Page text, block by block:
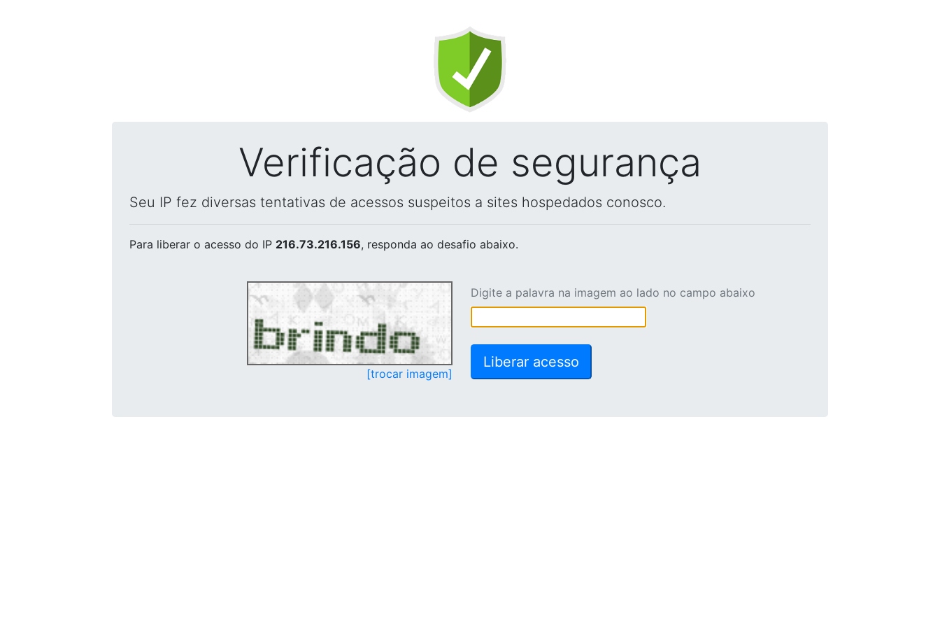
Verificação de segurança
Seu IP fez diversas tentativas de acessos suspeitos a sites hospedados conosco.
Para liberar o acesso do IP 216.73.216.156, responda ao desafio abaixo.
[trocar imagem]
Digite a palavra na imagem ao lado no campo abaixo